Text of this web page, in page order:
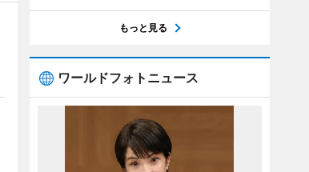
もっと見る
ワールドフォトニュース